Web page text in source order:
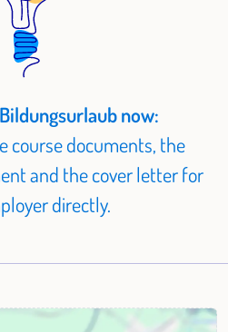
now:
course documents, the
and the cover letter for
directly.